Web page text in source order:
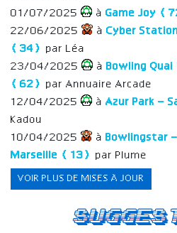
01/07/2025
à Game Joy
22/06/2025
à Cyber
(34)
par Léa
23/04/2025
à Bowling
(62)
par Annuaire Arcade
12/04/2025
à Azur Park –
Kadou
10/04/2025
à Bowlingstar
Marseille (13)
par Plume
VOIR PLUS DE MISES À JOUR